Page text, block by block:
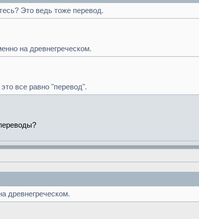
Это ведь тоже перевод.
на древнегреческом.
все равно "перевод".
древнегреческом.